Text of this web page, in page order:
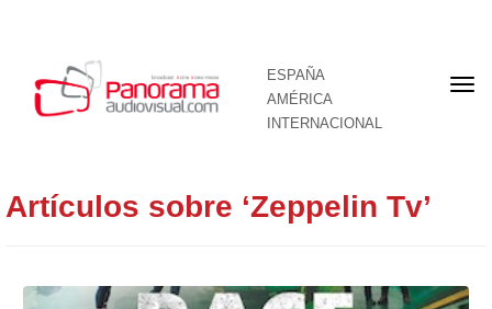
ESPAÑA
AMÉRICA
INTERNACIONAL
Artículos sobre ‘Zeppelin Tv’